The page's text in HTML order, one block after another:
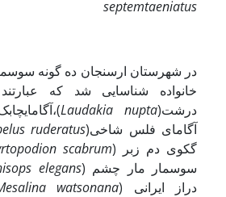
septemtaeniatus
در شهرستان ارسنجان ده گونه
خانواده شناسایی شد که
درشت(Laudakia nupta
آگامای فلس شاخی(ruderatus
گکوی دم زبر (scabrum
سوسمار مار چشم (elegans
دراز ایرانی (watsonana